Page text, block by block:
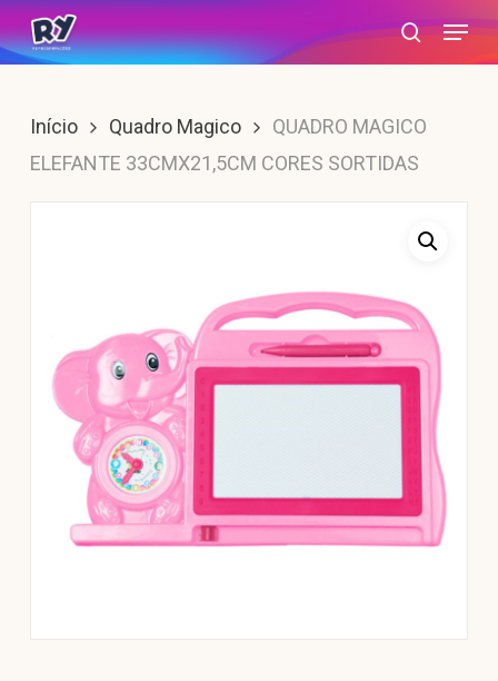
Skip
to
content
search
Menu
Início Quadro Magico
QUADRO MAGICO
ELEFANTE 33CMX21,5CM CORES SORTIDAS